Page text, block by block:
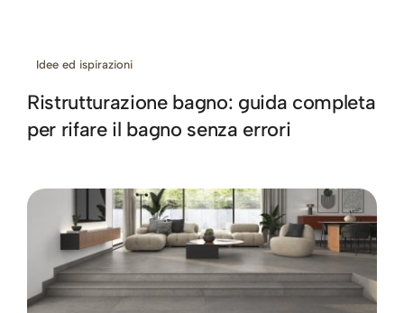
Idee ed ispirazioni
Ristrutturazione bagno: guida completa
per rifare il bagno senza errori